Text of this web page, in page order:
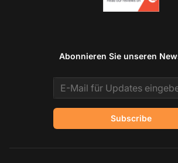
Abonnieren Sie unseren
Email address
Subscribe